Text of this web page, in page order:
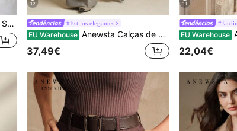
12
#Estilos elegantes
EU Warehouse Anewsta Calças de escritório elegantes com bolsos de cor sólida e pernas largas
37,49€
11
EU Warehouse
22,04€